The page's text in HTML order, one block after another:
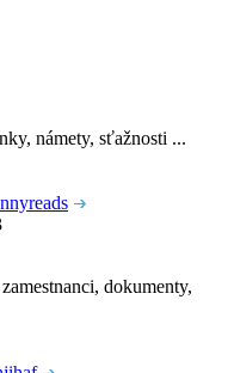
námety, sťažnosti ...
dokumenty,